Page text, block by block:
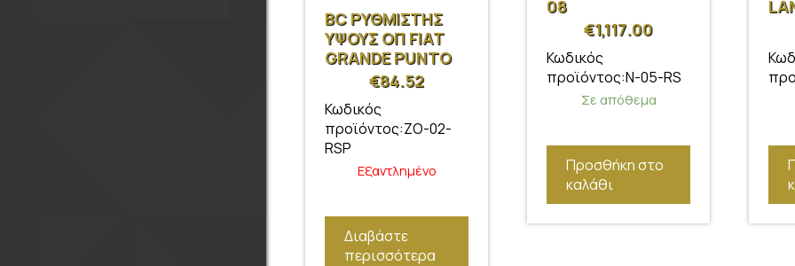
BC ΡΥΘΜΙΣΤΗΣ
ΥΨΟΥΣ ΟΠ FIAT
GRANDE PUNTO
05-18 OPEL C
€84.52
Κωδικός
προϊόντος:ZO-02-
RSP
Εξαντλημένο
Διαβάστε
περισσότερα
08
€1,117.00
Κωδικός
προϊόντος:N-05-RS
Σε απόθεμα
Προσθήκη στο
καλάθι